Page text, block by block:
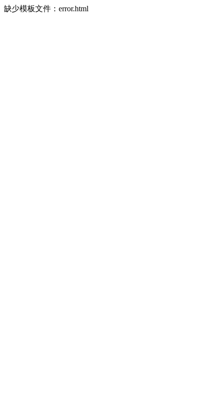
缺少模板文件：error.html